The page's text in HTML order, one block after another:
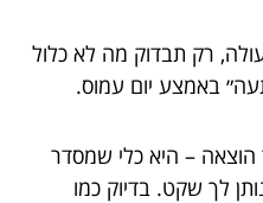
רק תבדוק מה לא כלול
באמצע יום עמוס.
הוצאה – היא כלי שמסדר
לך שקט. בדיוק כמו